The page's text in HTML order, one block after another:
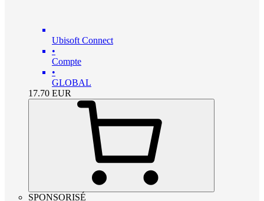
Ubisoft Connect
•
Compte
•
GLOBAL
17.70 EUR
SPONSORISÉ